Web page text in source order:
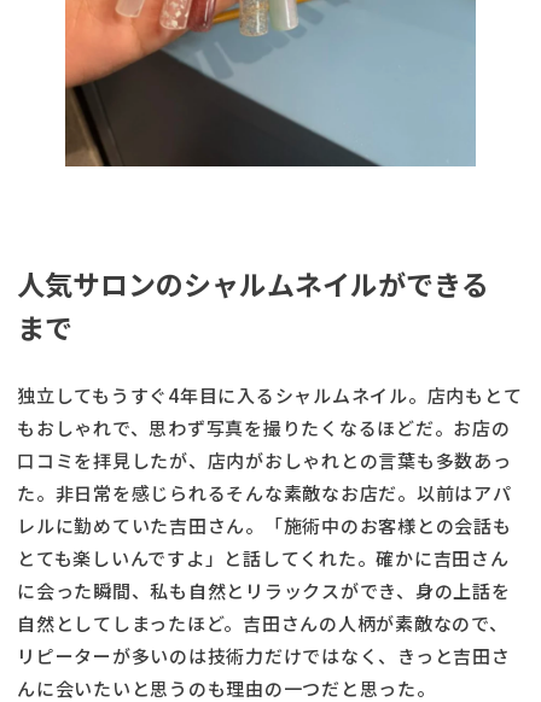
人気サロンのシャルムネイルができる
まで
独立してもうすぐ4年目に入るシャルムネイル。店内もとて
もおしゃれで、思わず写真を撮りたくなるほどだ。お店の
口コミを拝見したが、店内がおしゃれとの言葉も多数あっ
た。非日常を感じられるそんな素敵なお店だ。以前はアパ
レルに勤めていた吉田さん。「施術中のお客様との会話も
とても楽しいんですよ」と話してくれた。確かに吉田さん
に会った瞬間、私も自然とリラックスができ、身の上話を
自然としてしまったほど。吉田さんの人柄が素敵なので、
リピーターが多いのは技術力だけではなく、きっと吉田さ
んに会いたいと思うのも理由の一つだと思った。